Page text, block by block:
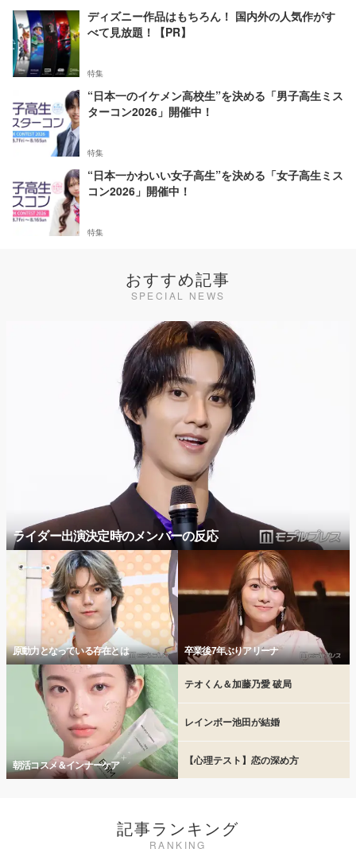
ディズニー作品はもちろん！ 国内外の人気作がす
べて見放題！【PR】
特集
“日本一のイケメン高校生”を決める「男子高生ミス
ターコン2026」開催中！
特集
“日本一かわいい女子高生”を決める「女子高生ミス
コン2026」開催中！
特集
おすすめ記事
SPECIAL NEWS
ライダー出演決定時のメンバーの反応
原動力となっている存在とは 卒業後7年ぶりアリーナ
朝活コスメ＆インナーケア
テオくん＆加藤乃愛 破局
レインボー池田が結婚
【心理テスト】恋の深め方
記事ランキング
RANKING